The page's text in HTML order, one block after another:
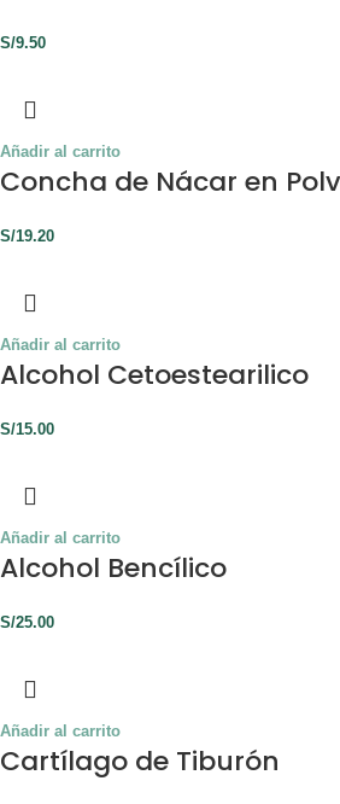
S/9.50
Añadir al carrito
Concha de Nácar en
S/19.20
Añadir al carrito
Alcohol Cetoestearilico
S/15.00
Añadir al carrito
Alcohol Bencílico
S/25.00
Añadir al carrito
Cartílago de Tiburón